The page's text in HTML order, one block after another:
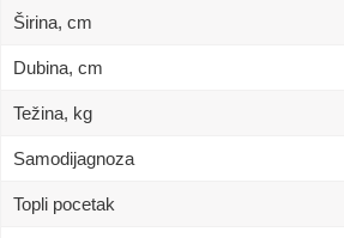
Širina, сm
Dubina, сm
Težina, kg
Samodijagnoza
Topli pocetak